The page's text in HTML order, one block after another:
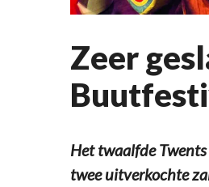
Zeer
Het twaalfde
twee uitverkochte